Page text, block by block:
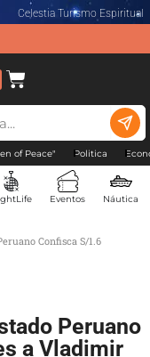
Celestia Turismo Espiritual
of Peace" Politica
Eventos Náutica
Confisca S/1.6
Peruano
a Vladimir